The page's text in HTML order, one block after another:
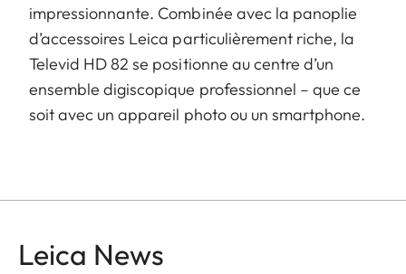
impressionnante. Combinée avec la panoplie
d’accessoires Leica particulièrement riche, la
Televid HD 82 se positionne au centre d’un
ensemble digiscopique professionnel – que ce
soit avec un appareil photo ou un smartphone.
Leica News